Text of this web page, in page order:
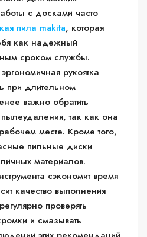
с досками часто
пила makita, которая
как надежный
сроком службы.
рукоятка
при длительном
важно обратить
так как она
месте. Кроме того,
пильные диски
материалов.
сэкономит время
качество выполнения
проверять
и смазывать